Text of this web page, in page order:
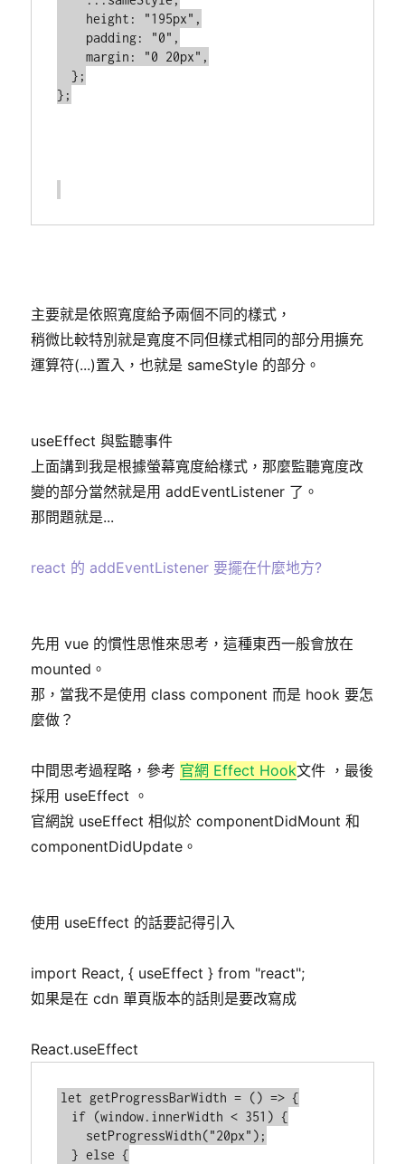
    margin: "0 20px",
  };
};
主要就是依照寬度給予兩個不同的樣式，
稍微比較特別就是寬度不同但樣式相同的部分用擴充
運算符(...)置入，也就是 sameStyle 的部分。
useEffect 與監聽事件
上面講到我是根據螢幕寬度給樣式，那麼監聽寬度改
變的部分當然就是用 addEventListener 了。
那問題就是...
react 的 addEventListener 要擺在什麼地方?
先用 vue 的慣性思惟來思考，這種東西一般會放在
mounted。
那，當我不是使用 class component 而是 hook 要怎
麼做？
中間思考過程略，參考 官網 Effect Hook文件 ，最後
採用 useEffect 。
官網說 useEffect 相似於 componentDidMount 和
componentDidUpdate。
使用 useEffect 的話要記得引入
import React, { useEffect } from "react";
如果是在 cdn 單頁版本的話則是要改寫成
React.useEffect
let getProgressBarWidth = () => {
  } else {